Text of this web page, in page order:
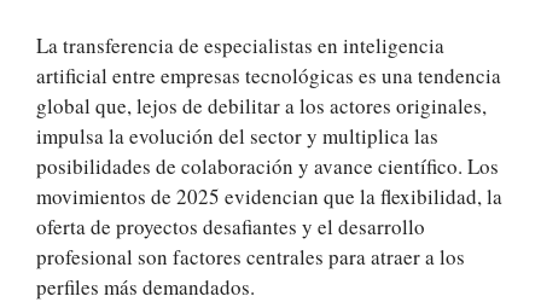
La transferencia de especialistas en inteligencia
artificial entre empresas tecnológicas es una tendencia
global que, lejos de debilitar a los actores originales,
impulsa la evolución del sector y multiplica las
posibilidades de colaboración y avance científico. Los
movimientos de 2025 evidencian que la flexibilidad, la
oferta de proyectos desafiantes y el desarrollo
profesional son factores centrales para atraer a los
perfiles más demandados.